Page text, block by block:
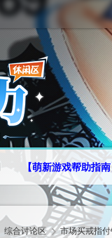
【萌新游戏帮助指
综合讨论区 市场买戒指